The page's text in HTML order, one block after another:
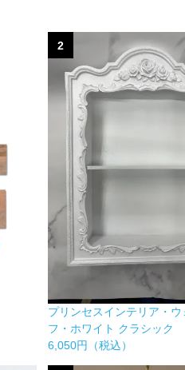
2
プリンセスインテリア・
フ・ホワイト クラシック
6,050円（税込）